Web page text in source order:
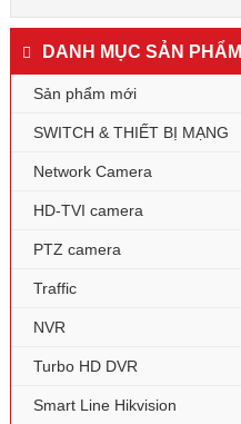
DANH MỤC SẢN PHẨM
Sản phẩm mới
SWITCH & THIẾT BỊ MẠNG
Network Camera
HD-TVI camera
PTZ camera
Traffic
NVR
Turbo HD DVR
Smart Line Hikvision